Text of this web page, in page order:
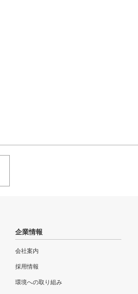
企業情報
会社案内
採用情報
環境への取り組み